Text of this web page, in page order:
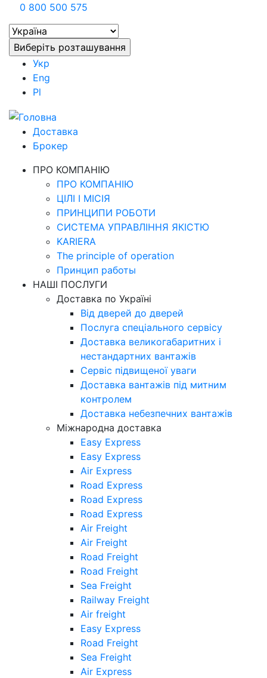
0 800 500 575
Укр
Eng
Pl
Доставка
Брокер
ПРО КОМПАНІЮ
ПРО КОМПАНІЮ
ЦІЛІ І МІСІЯ
ПРИНЦИПИ РОБОТИ
СИСТЕМА УПРАВЛІННЯ ЯКІСТЮ
KARIERA
The principle of operation
Принцип работы
НАШІ ПОСЛУГИ
Доставка по Україні
Від дверей до дверей
Послуга спеціального сервісу
Доставка великогабаритних і
нестандартних вантажів
Сервіс підвищеної уваги
Доставка вантажів під митним
контролем
Доставка небезпечних вантажів
Міжнародна доставка
Easy Express
Easy Express
Air Express
Road Express
Road Express
Road Express
Air Freight
Air Freight
Road Freight
Road Freight
Sea Freight
Railway Freight
Air freight
Easy Express
Road Freight
Sea Freight
Air Express